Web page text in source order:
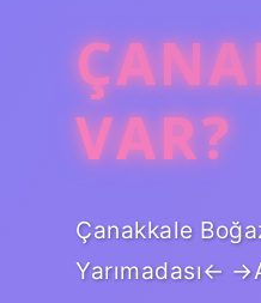
VAR?
Çanakkale
Yarımadası←